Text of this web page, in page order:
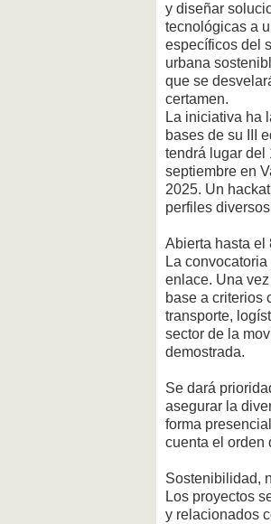
y diseñar
tecnológicas a
específicos del
urbana
que se
certamen.
La iniciativa ha
bases de su III
tendrá lugar del
septiembre en
2025. Un
perfiles
Abierta hasta el
La
enlace. Una
base a criterios
transporte,
sector de la
demostrada.
Se dará
asegurar la
forma
cuenta el orden
Sostenibilidad,
Los proyectos
y relacionados